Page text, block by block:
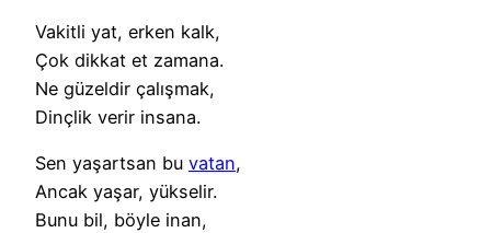
Vakitli yat, erken kalk,
Çok dikkat et zamana.
Ne güzeldir çalışmak,
Dinçlik verir insana.
Sen yaşartsan bu vatan,
Ancak yaşar, yükselir.
Bunu bil, böyle inan,